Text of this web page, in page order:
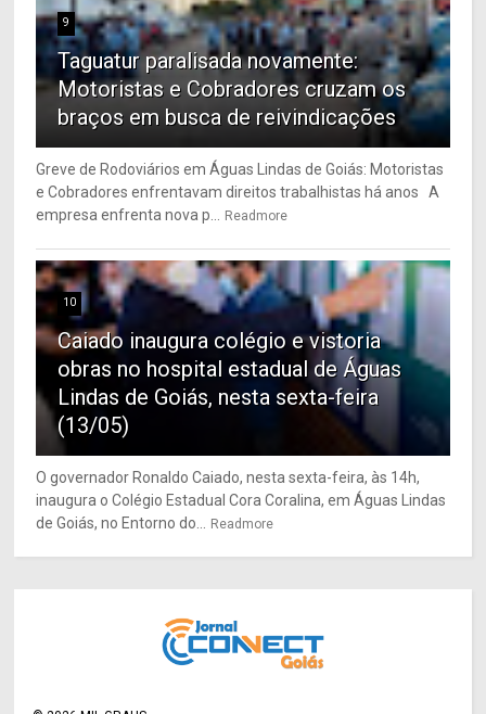
9
Taguatur paralisada novamente:
Motoristas e Cobradores cruzam os
braços em busca de reivindicações
Greve de Rodoviários em Águas Lindas de Goiás: Motoristas
e Cobradores enfrentavam direitos trabalhistas há anos A
empresa enfrenta nova p... Readmore
10
Caiado inaugura colégio e vistoria
obras no hospital estadual de Águas
Lindas de Goiás, nesta sexta-feira
(13/05)
O governador Ronaldo Caiado, nesta sexta-feira, às 14h,
inaugura o Colégio Estadual Cora Coralina, em Águas Lindas
de Goiás, no Entorno do... Readmore